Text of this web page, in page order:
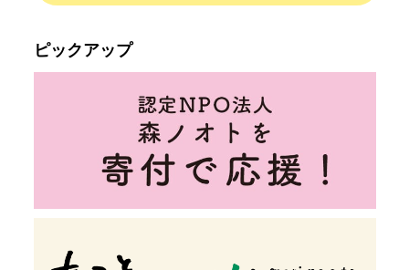
ピックアップ